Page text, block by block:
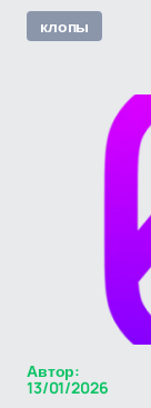
клопы
Автор:
13/01/2026